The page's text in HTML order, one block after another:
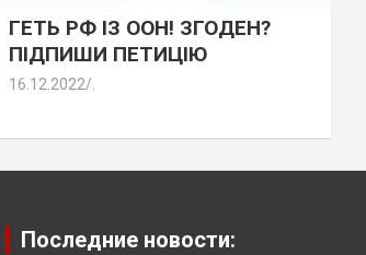
ГЕТЬ РФ ІЗ ООН! ЗГОДЕН?
ПІДПИШИ ПЕТИЦІЮ
16.12.2022 .
Последние новости: